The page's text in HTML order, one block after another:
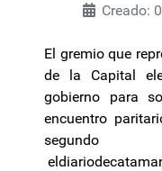
Creado:
El gremio que
de la Capital
gobierno para
encuentro
segundo